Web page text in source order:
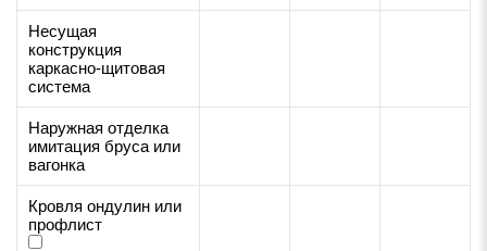
Несущая
конструкция
каркасно-щитовая
система
Наружная отделка
имитация бруса или
вагонка
Кровля ондулин или
профлист